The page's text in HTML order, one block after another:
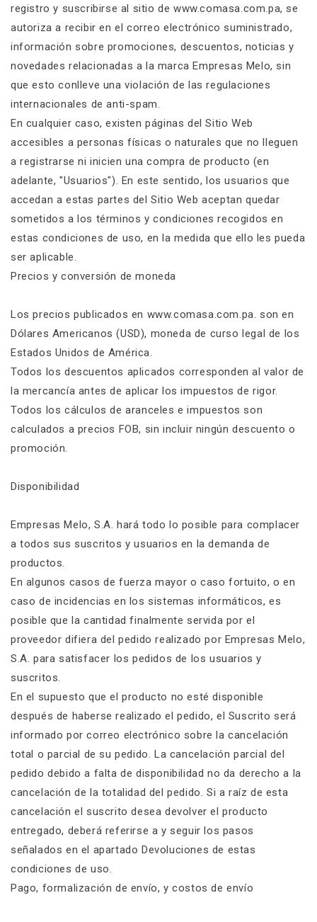
registro y suscribirse al sitio de www.comasa.com.pa, se
autoriza a recibir en el correo electrónico suministrado,
información sobre promociones, descuentos, noticias y
novedades relacionadas a la marca Empresas Melo, sin
que esto conlleve una violación de las regulaciones
internacionales de anti-spam.
En cualquier caso, existen páginas del Sitio Web
accesibles a personas físicas o naturales que no lleguen
a registrarse ni inicien una compra de producto (en
adelante, "Usuarios"). En este sentido, los usuarios que
accedan a estas partes del Sitio Web aceptan quedar
sometidos a los términos y condiciones recogidos en
estas condiciones de uso, en la medida que ello les pueda
ser aplicable.
Precios y conversión de moneda
Los precios publicados en www.comasa.com.pa. son en
Dólares Americanos (USD), moneda de curso legal de los
Estados Unidos de América.
Todos los descuentos aplicados corresponden al valor de
la mercancía antes de aplicar los impuestos de rigor.
Todos los cálculos de aranceles e impuestos son
calculados a precios FOB, sin incluir ningún descuento o
promoción.
Disponibilidad
Empresas Melo, S.A. hará todo lo posible para complacer
a todos sus suscritos y usuarios en la demanda de
productos.
En algunos casos de fuerza mayor o caso fortuito, o en
caso de incidencias en los sistemas informáticos, es
posible que la cantidad finalmente servida por el
proveedor difiera del pedido realizado por Empresas Melo,
S.A. para satisfacer los pedidos de los usuarios y
suscritos.
En el supuesto que el producto no esté disponible
después de haberse realizado el pedido, el Suscrito será
informado por correo electrónico sobre la cancelación
total o parcial de su pedido. La cancelación parcial del
pedido debido a falta de disponibilidad no da derecho a la
cancelación de la totalidad del pedido. Si a raíz de esta
cancelación el suscrito desea devolver el producto
entregado, deberá referirse a y seguir los pasos
señalados en el apartado Devoluciones de estas
condiciones de uso.
Pago, formalización de envío, y costos de envío